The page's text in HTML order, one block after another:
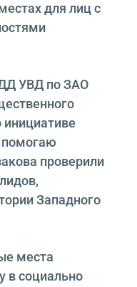
для лиц с
УВД по ЗАО
помогаю
проверили
Западного
места
в социально